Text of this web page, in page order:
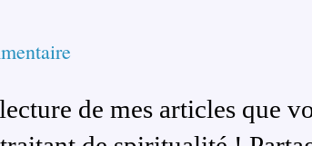
de mes articles que